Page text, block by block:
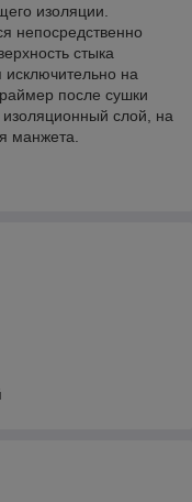
изоляции.
непосредственно
стыка
на
после сушки
слой, на
манжета.